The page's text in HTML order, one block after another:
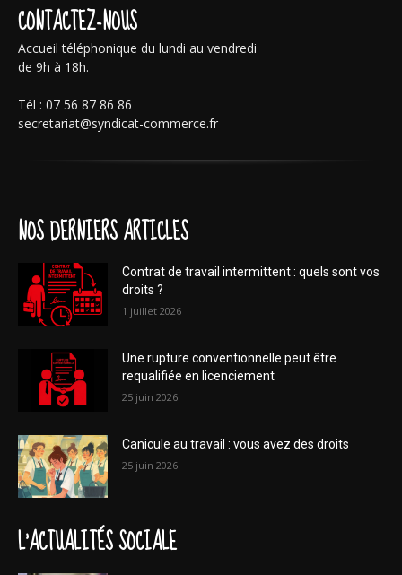
CONTACTEZ-NOUS
Accueil téléphonique du lundi au vendredi
de 9h à 18h.
Tél : 07 56 87 86 86
secretariat@syndicat-commerce.fr
NOS DERNIERS ARTICLES
Contrat de travail intermittent : quels sont vos
droits ?
1 juillet 2026
Une rupture conventionnelle peut être
requalifiée en licenciement
25 juin 2026
Canicule au travail : vous avez des droits
25 juin 2026
L'ACTUALITÉS SOCIALE